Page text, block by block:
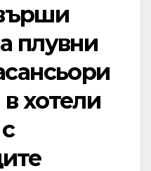
плувни
хотели